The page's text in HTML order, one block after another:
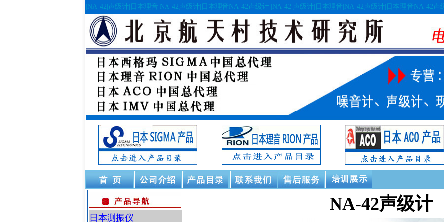
|NA-42|声级计|日本理音|NA-42声级计|日本理音NA-42声级计| |NA-42|声级计|日本理音|NA-42声级计|日本理音NA-42声
日本测振仪
NA-42声级计